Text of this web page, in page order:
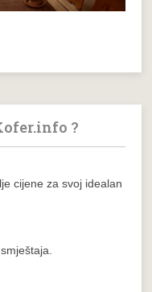
?
cijene za svoj idealan